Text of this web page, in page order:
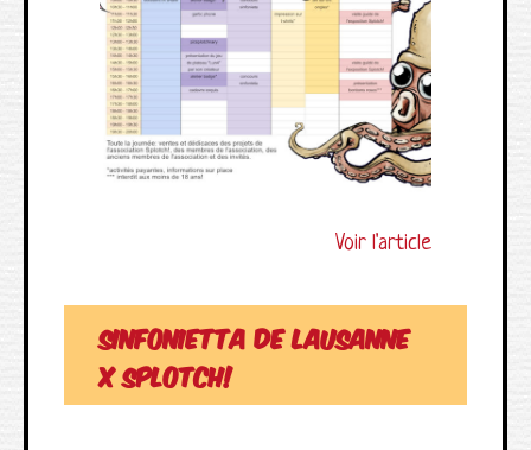
Voir l'article
Sinfonietta de Lausanne
X Splotch!